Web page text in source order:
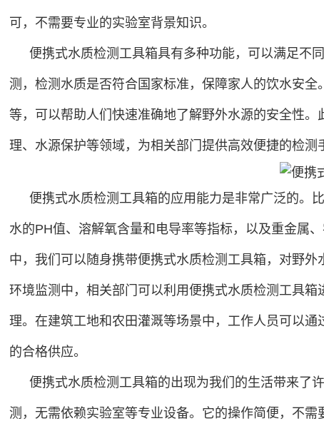
可，不需要专业的实验室背景知识。
便携式水质检测工具箱具有多种功能，可以满足不
测，检测水质是否符合国家标准，保障家人的饮水安
等，可以帮助人们快速准确地了解野外水源的安全性
理、水源保护等领域，为相关部门提供高效便捷的检测
便携式水质检测工具箱的应用能力是非常广泛的。
水的PH值、溶解氧含量和电导率等指标，以及重金属
中，我们可以随身携带便携式水质检测工具箱，对野
环境监测中，相关部门可以利用便携式水质检测工具
理。在建筑工地和农田灌溉等场景中，工作人员可以
的合格供应。
便携式水质检测工具箱的出现为我们的生活带来了
测，无需依赖实验室等专业设备。它的操作简便，不